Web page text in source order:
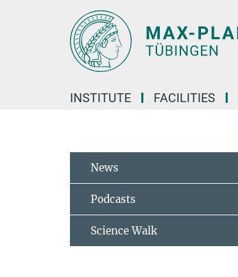
INSTITUTE FACILITIES
News
Podcasts
Science Walk